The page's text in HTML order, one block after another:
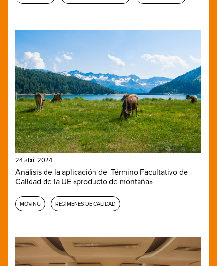
24 abril 2024
Análisis de la aplicación del Término Facultativo de
Calidad de la UE «producto de montaña»
MOVING REGÍMENES DE CALIDAD